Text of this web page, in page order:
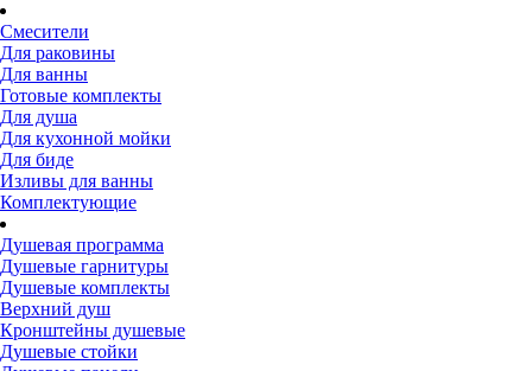
Смесители
Для раковины
Для ванны
Готовые комплекты
Для душа
Для кухонной мойки
Для биде
Изливы для ванны
Комплектующие
Душевая программа
Душевые гарнитуры
Душевые комплекты
Верхний душ
Кронштейны душевые
Душевые стойки